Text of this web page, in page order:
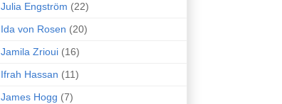
Julia Engström (22)
Ida von Rosen (20)
Jamila Zrioui (16)
Ifrah Hassan (11)
James Hogg (7)